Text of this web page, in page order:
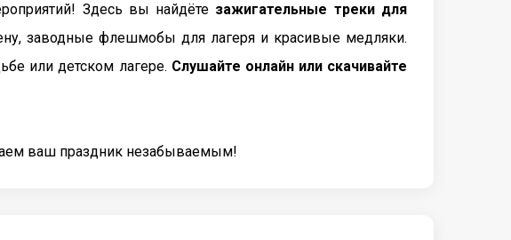
Здесь вы найдёте зажигательные треки для
заводные флешмобы для лагеря и красивые медляки.
или детском лагере. Слушайте онлайн или скачивайте
ваш праздник незабываемым!